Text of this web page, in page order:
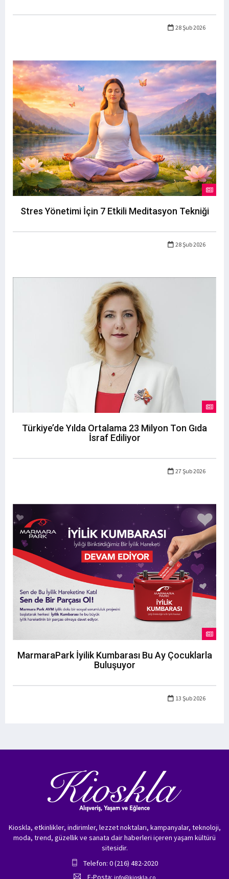
28 Şub 2026
Stres Yönetimi İçin 7 Etkili Meditasyon Tekniği
28 Şub 2026
Türkiye’de Yılda Ortalama 23 Milyon Ton Gıda
İsraf Ediliyor
27 Şub 2026
MarmaraPark İyilik Kumbarası Bu Ay Çocuklarla
Buluşuyor
13 Şub 2026
Kioskla, etkinlikler, indirimler, lezzet noktaları, kampanyalar, teknoloji,
moda, trend, güzellik ve sanata dair haberleri içeren yaşam kültürü
sitesidir.
Telefon: 0 (216) 482-2020
E-Posta: info@kioskla.co